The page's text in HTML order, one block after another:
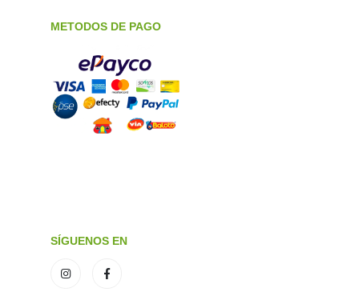
METODOS DE PAGO
SÍGUENOS EN